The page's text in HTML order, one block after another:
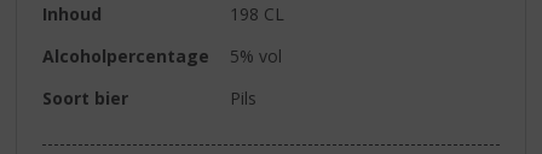
Inhoud
198 CL
Alcoholpercentage
5% vol
Soort bier
Pils